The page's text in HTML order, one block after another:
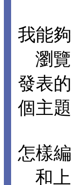
我能
瀏覽
發表
個主
怎樣
和上